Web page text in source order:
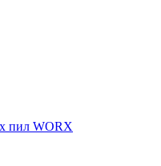
пил WORX